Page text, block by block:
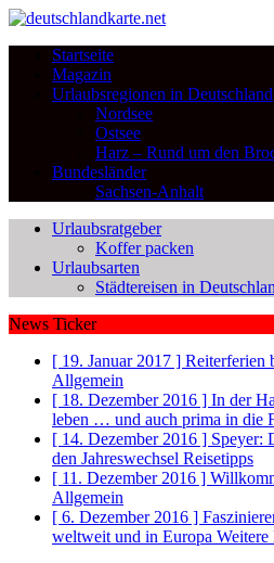
Startseite
Magazin
Urlaubsregionen in Deutschland
Nordsee
Ostsee
Harz – Rund um den
Bundesländer
Sachsen-Anhalt
Urlaubsratgeber
Koffer packen
Urlaubsarten
Städtereisen in
News Ticker
[ 19. Januar 2017 ] Reiterferien
Allgemein
[ 18. Dezember 2016 ] In der
leben … und auch prima in die
[ 14. Dezember 2016 ] Speyer:
den Jahreswechsel Reisetipps
[ 11. Dezember 2016 ]
Allgemein
[ 6. Dezember 2016 ]
weltweit und in Europa Weitere